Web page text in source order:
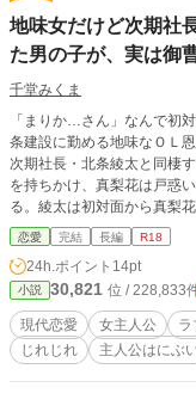
地味女だけど次期社
た男の子が、実は御
千堂みくま
「まりか…さん」なんで
条建設に勤める地味なＯＬ
次期社長・北条綾太と同棲
を持ちかけ、真梨花は戸惑
る。綾太は初対面から真梨
うある夜にその理由が明か
はそう囁いて、真梨花をソ
ある真梨花が、御曹子の綾
小説大賞に参加しています
恋愛 完結 長編 R18
24h.ポイント 14pt
小説 30,821 位 / 228,833
現代恋愛 女主人公 ラ
じれじれ
主人公はにぶ